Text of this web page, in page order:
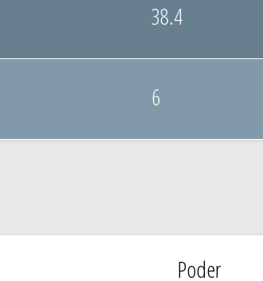
38.4
6
Poder